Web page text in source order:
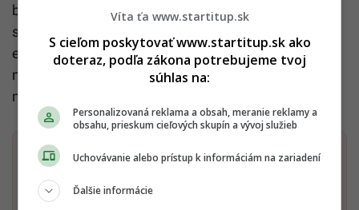
by mohla mať pozitívne následky. Kyslosť oceánov
sa už totiž dlhodobo zvyšuje a ide o rozsiahly
environmentálny problém. Sóda bikarbóna je,
naopak, zásaditá a dokáže kyslosť znižovať a
neutralizovať tak morskú vodu.
Dostaň Startitup do svojich Google odporúčaní
Pridať ako preferovaný zdroj
Víta ťa www.startitup.sk
S cieľom poskytovať www.startitup.sk ako
doteraz, podľa zákona potrebujeme tvoj
súhlas na:
Personalizovaná reklama a obsah, meranie reklamy a
obsahu, prieskum cieľových skupín a vývoj služieb
Uchovávanie alebo prístup k informáciám na zariadení
Ďalšie informácie